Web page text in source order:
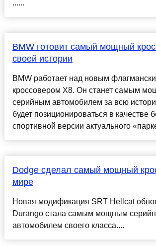
......
BMW готовит самый мощный
своей истории
BMW работает над новым
кроссовером X8. Он станет самым
серийным автомобилем за всю
будет позиционироваться в качестве
спортивной версии актуального
Dodge сделал самый мощный
мире
Новая модификация SRT Hellcat
Durango стала самым мощным
автомобилем своего класса....